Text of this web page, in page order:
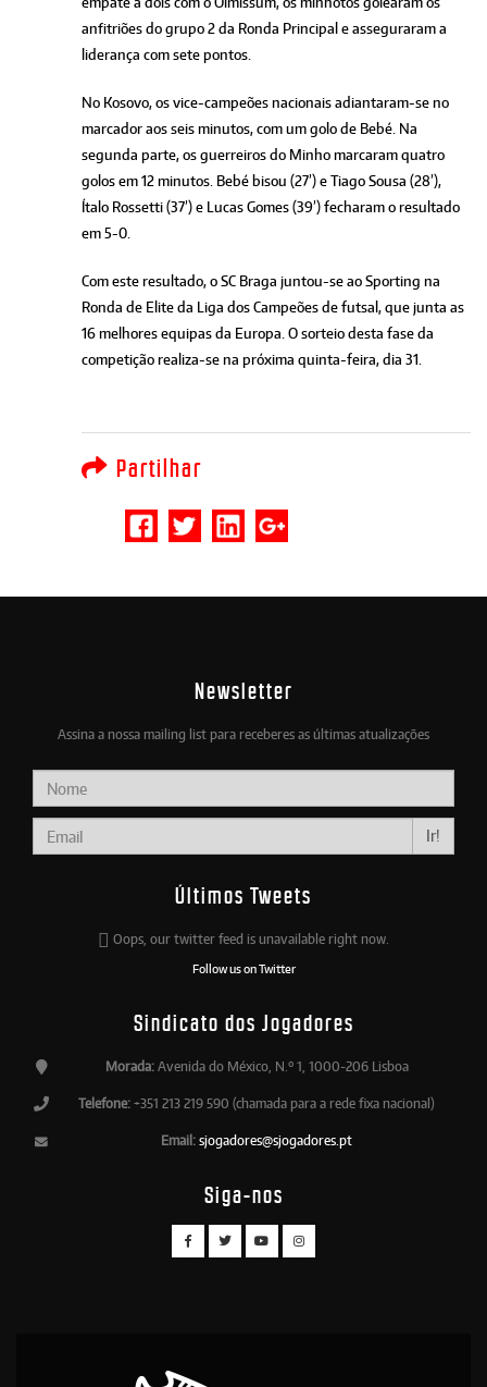
anfitriões do grupo 2 da Ronda Principal e asseguraram a
liderança com sete pontos.
No Kosovo, os vice-campeões nacionais adiantaram-se no
marcador aos seis minutos, com um golo de Bebé. Na
segunda parte, os guerreiros do Minho marcaram quatro
golos em 12 minutos. Bebé bisou (27’) e Tiago Sousa (28’),
Ítalo Rossetti (37’) e Lucas Gomes (39’) fecharam o resultado
em 5-0.
Com este resultado, o SC Braga juntou-se ao Sporting na
Ronda de Elite da Liga dos Campeões de futsal, que junta as
16 melhores equipas da Europa. O sorteio desta fase da
competição realiza-se na próxima quinta-feira, dia 31.
Partilhar
Newsletter
Assina a nossa mailing list para receberes as últimas atualizações
Ir!
Últimos Tweets
Oops, our twitter feed is unavailable right now.
Follow us on Twitter
Sindicato dos Jogadores
Morada:Avenida do México, N.º 1, 1000-206 Lisboa
Telefone: +351 213 219 590 (chamada para a rede fixa nacional)
Email: sjogadores@sjogadores.pt
Siga-nos